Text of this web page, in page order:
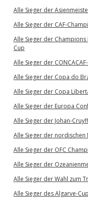
Alle Sieger der
Alle Sieger der CAF-
Alle Sieger der Champions
Cup
Alle Sieger der
Alle Sieger der Copa do
Alle Sieger der Copa
Alle Sieger der Europa
Alle Sieger der Johan-
Alle Sieger der nordischen
Alle Sieger der OFC
Alle Sieger der
Alle Sieger der Wahl zum
Alle Sieger des Algarve-